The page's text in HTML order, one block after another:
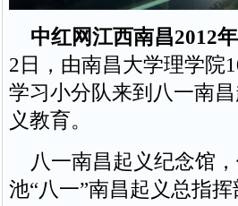
中红网江西南昌2012
2日，由南昌大学理学院
学习小分队来到八一南
义教育。
八一南昌起义纪念馆
池“八一”南昌起义总指